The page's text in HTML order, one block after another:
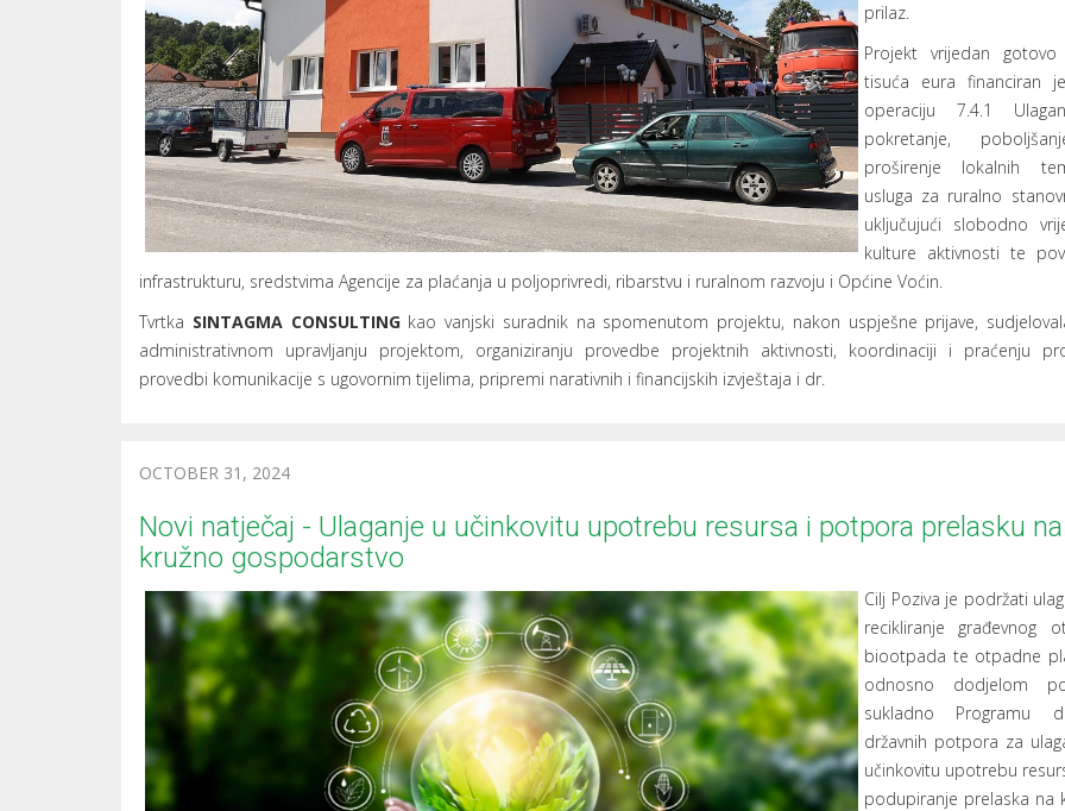
prilaz.
Projekt vrijedan
tisuća eura financiran
operaciju 7.4.1
pokretanje,
proširenje lokalnih
usluga za ruralno
uključujući slobodno
kulture aktivnosti te
infrastrukturu, sredstvima Agencije za plaćanja u poljoprivredi, ribarstvu i ruralnom razvoju i Općine Voćin.
Tvrtka SINTAGMA CONSULTINGkao vanjski suradnik na spomenutom projektu, nakon uspješne prijave,
administrativnom upravljanju projektom, organiziranju provedbe projektnih aktivnosti, koordinaciji i praćenju
provedbi komunikacije s ugovornim tijelima, pripremi narativnih i financijskih izvještaja i dr.
OCTOBER 31, 2024
Novi natječaj - Ulaganje u učinkovitu upotrebu resursa i potpora prelasku na
kružno gospodarstvo
Cilj Poziva je podržati
recikliranje građevnog
biootpada te otpadne
odnosno dodjelom
sukladno Programu
državnih potpora za
učinkovitu upotrebu
podupiranje prelaska na